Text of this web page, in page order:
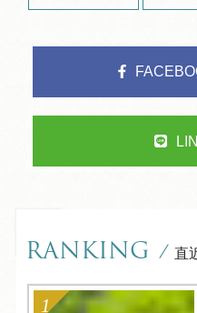
RANKING / 直